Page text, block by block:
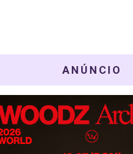
ANÚNCIO